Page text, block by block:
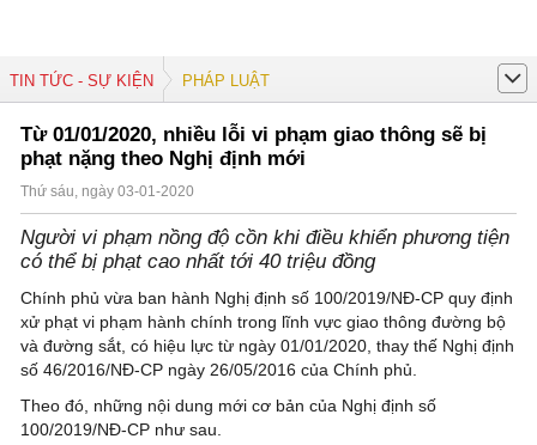
TIN TỨC - SỰ KIỆN PHÁP LUẬT
Từ 01/01/2020, nhiều lỗi vi phạm giao thông sẽ bị
phạt nặng theo Nghị định mới
Thứ sáu, ngày 03-01-2020
Người vi phạm nồng độ cồn khi điều khiển phương tiện
có thể bị phạt cao nhất tới 40 triệu đồng
Chính phủ vừa ban hành Nghị định số 100/2019/NĐ-CP quy định
xử phạt vi phạm hành chính trong lĩnh vực giao thông đường bộ
và đường sắt, có hiệu lực từ ngày 01/01/2020, thay thế Nghị định
số 46/2016/NĐ-CP ngày 26/05/2016 của Chính phủ.
Theo đó, những nội dung mới cơ bản của Nghị định số
100/2019/NĐ-CP như sau.